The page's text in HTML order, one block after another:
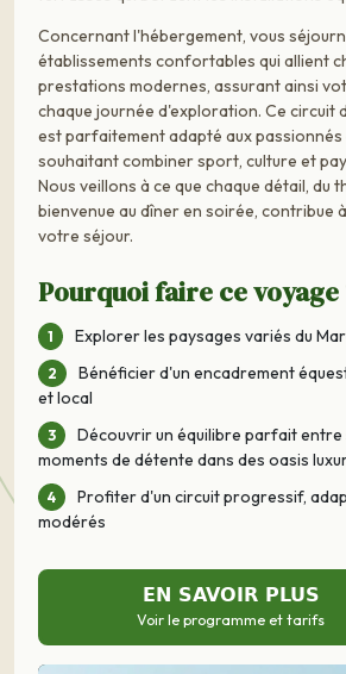
Concernant l'hébergement, vous
établissements confortables qui allient
prestations modernes, assurant ainsi
chaque journée d'exploration. Ce circuit
est parfaitement adapté aux passionnés
souhaitant combiner sport, culture et
Nous veillons à ce que chaque détail, du
bienvenue au dîner en soirée, contribue
votre séjour.
Pourquoi faire ce voyage
Explorer les paysages variés du
Bénéficier d'un encadrement
et local
Découvrir un équilibre parfait
moments de détente dans des oasis
Profiter d'un circuit progressif,
modérés
EN SAVOIR PLUS
Voir le programme et tarifs